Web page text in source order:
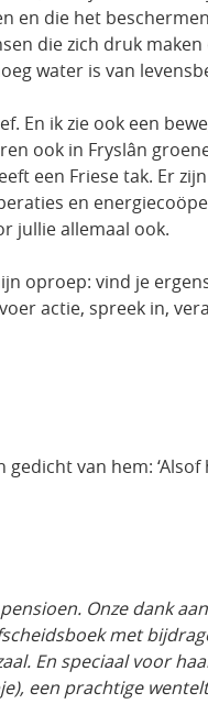
die het
die zich druk
water is van
En ik zie ook een
ook in Fryslân
een Friese tak. Er
en
jullie allemaal ook.
oproep: vind je
actie, spreek in,
van hem: ‘Alsof
Onze dank
met
En speciaal voor
een prachtige